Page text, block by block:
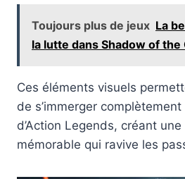
Toujours plus de jeux La
la lutte dans Shadow of the
Ces éléments visuels
de s’immerger complètement
d’Action Legends, créant
mémorable qui ravive les